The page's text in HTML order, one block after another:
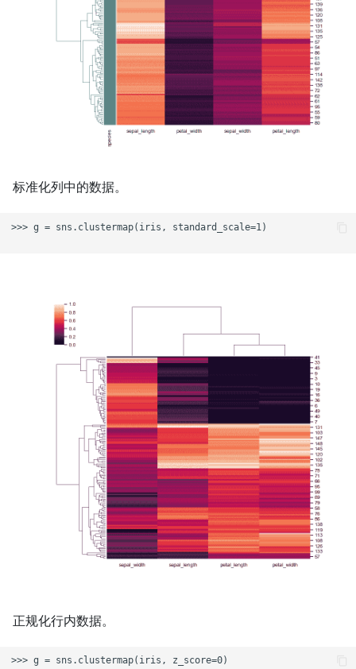
标准化列中的数据。
>>> g = sns.clustermap(iris, standard_scale=1)
正规化行内数据。
>>> g = sns.clustermap(iris, z_score=0)